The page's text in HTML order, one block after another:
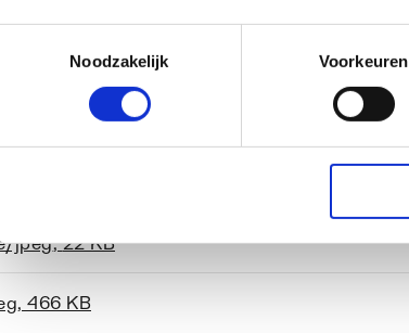
Noodzakelijk
Voorkeuren
Schuif tweedelig
Toon meer
jpeg,22 KB
, 466 KB